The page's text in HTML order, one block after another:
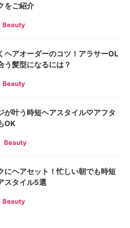
をご紹介
Beauty
ヘアオーダーのコツ！アラサーOL
う髪型になるには？
Beauty
が叶う時短ヘアスタイル♡アフタ
OK
Beauty
にヘアセット！忙しい朝でも時短
スタイル5選
Beauty